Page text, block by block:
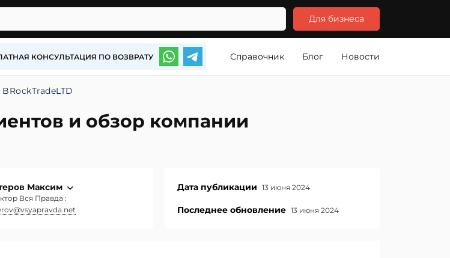
Для бизнеса
КОНСУЛЬТАЦИЯ ПО ВОЗВРАТУ Справочник Блог Новости
BRockTradeLTD
и обзор компании
Максим
Вся Правда :
Дата публикации 13 июня 2024
Последнее обновление 13 июня 2024